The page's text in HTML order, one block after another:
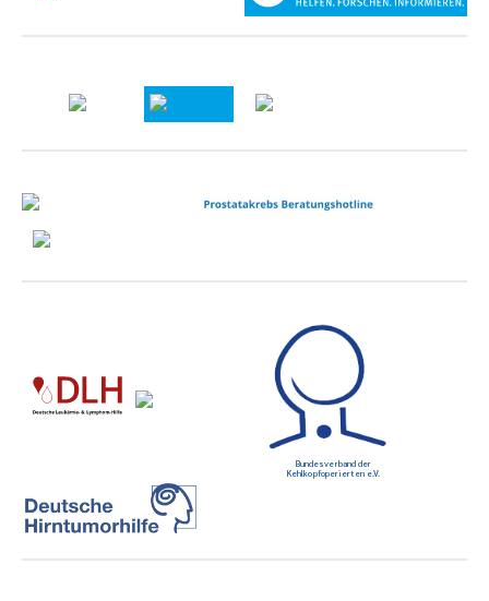
Bundesverband der
Kehlkopfoperierten e.V.